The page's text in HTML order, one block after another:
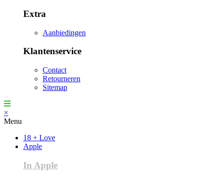
Extra
Aanbiedingen
Klantenservice
Contact
Retourneren
Sitemap
×
Menu
18 + Love
Apple
In Apple